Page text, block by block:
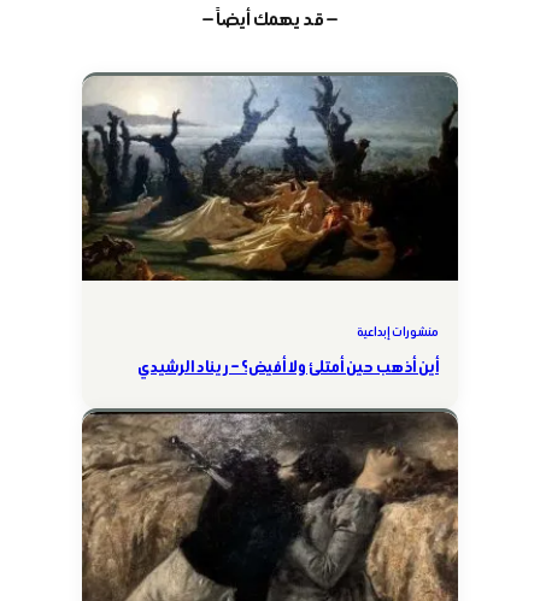
— قد يهمك أيضاً —
منشورات إبداعية
أين أذهب حين أمتلئ ولا أفيض؟ – ريناد الرشيدي